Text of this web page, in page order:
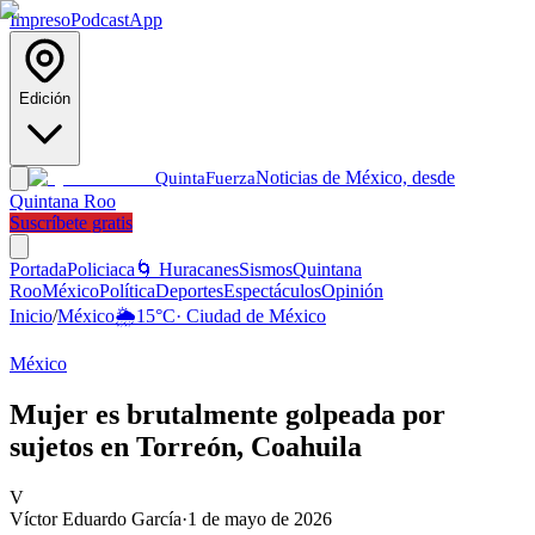
ImpresoPodcastApp
Edición
QuintaFuerzaNoticias de México, desde
Quintana Roo
Suscríbete gratis
PortadaPoliciaca 🌀 HuracanesSismosQuintana
RooMéxicoPolíticaDeportesEspectáculosOpinión
Inicio/México🌦️15°C· Ciudad de México
México
Mujer es brutalmente golpeada por
sujetos en Torreón, Coahuila
V
Víctor Eduardo García·1 de mayo de 2026